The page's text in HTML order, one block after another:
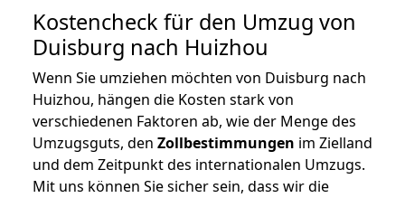
Kostencheck für den Umzug von
Duisburg nach Huizhou
Wenn Sie umziehen möchten von Duisburg nach
Huizhou, hängen die Kosten stark von
verschiedenen Faktoren ab, wie der Menge des
Umzugsguts, den Zollbestimmungen im Zielland
und dem Zeitpunkt des internationalen Umzugs.
Mit uns können Sie sicher sein, dass wir die